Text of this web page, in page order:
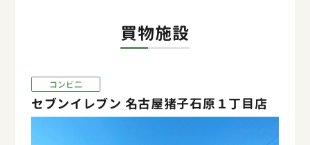
買物施設
コンビ二
セブンイレブン 名古屋猪子石原１丁目店